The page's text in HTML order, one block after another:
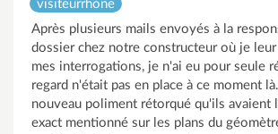
visiteurrhone
Après plusieurs mails envoyés à la
dossier chez notre constructeur où je
mes interrogations, je n'ai eu pour seule
regard n'était pas en place à ce moment
nouveau poliment rétorqué qu'ils avaient
exact mentionné sur les plans du